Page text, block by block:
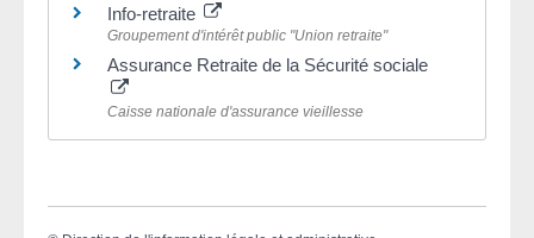
Info-retraite
Groupement d'intérêt public "Union retraite"
Assurance Retraite de la Sécurité sociale
Caisse nationale d'assurance vieillesse